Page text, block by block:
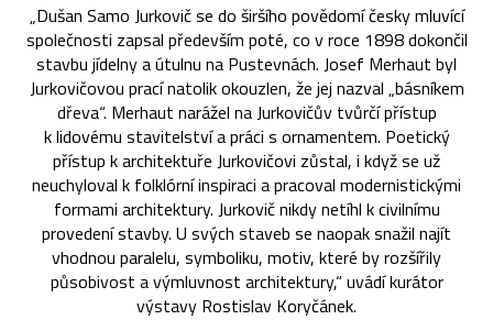
„Dušan Samo Jurkovič se do širšího povědomí česky mluvící
společnosti zapsal především poté, co v roce 1898 dokončil
stavbu jídelny a útulnu na Pustevnách. Josef Merhaut byl
Jurkovičovou prací natolik okouzlen, že jej nazval „básníkem
dřeva“. Merhaut narážel na Jurkovičův tvůrčí přístup
k lidovému stavitelství a práci s ornamentem. Poetický
přístup k architektuře Jurkovičovi zůstal, i když se už
neuchyloval k folklórní inspiraci a pracoval modernistickými
formami architektury. Jurkovič nikdy netíhl k civilnímu
provedení stavby. U svých staveb se naopak snažil najít
vhodnou paralelu, symboliku, motiv, které by rozšířily
působivost a výmluvnost architektury,“ uvádí kurátor
výstavy Rostislav Koryčánek.